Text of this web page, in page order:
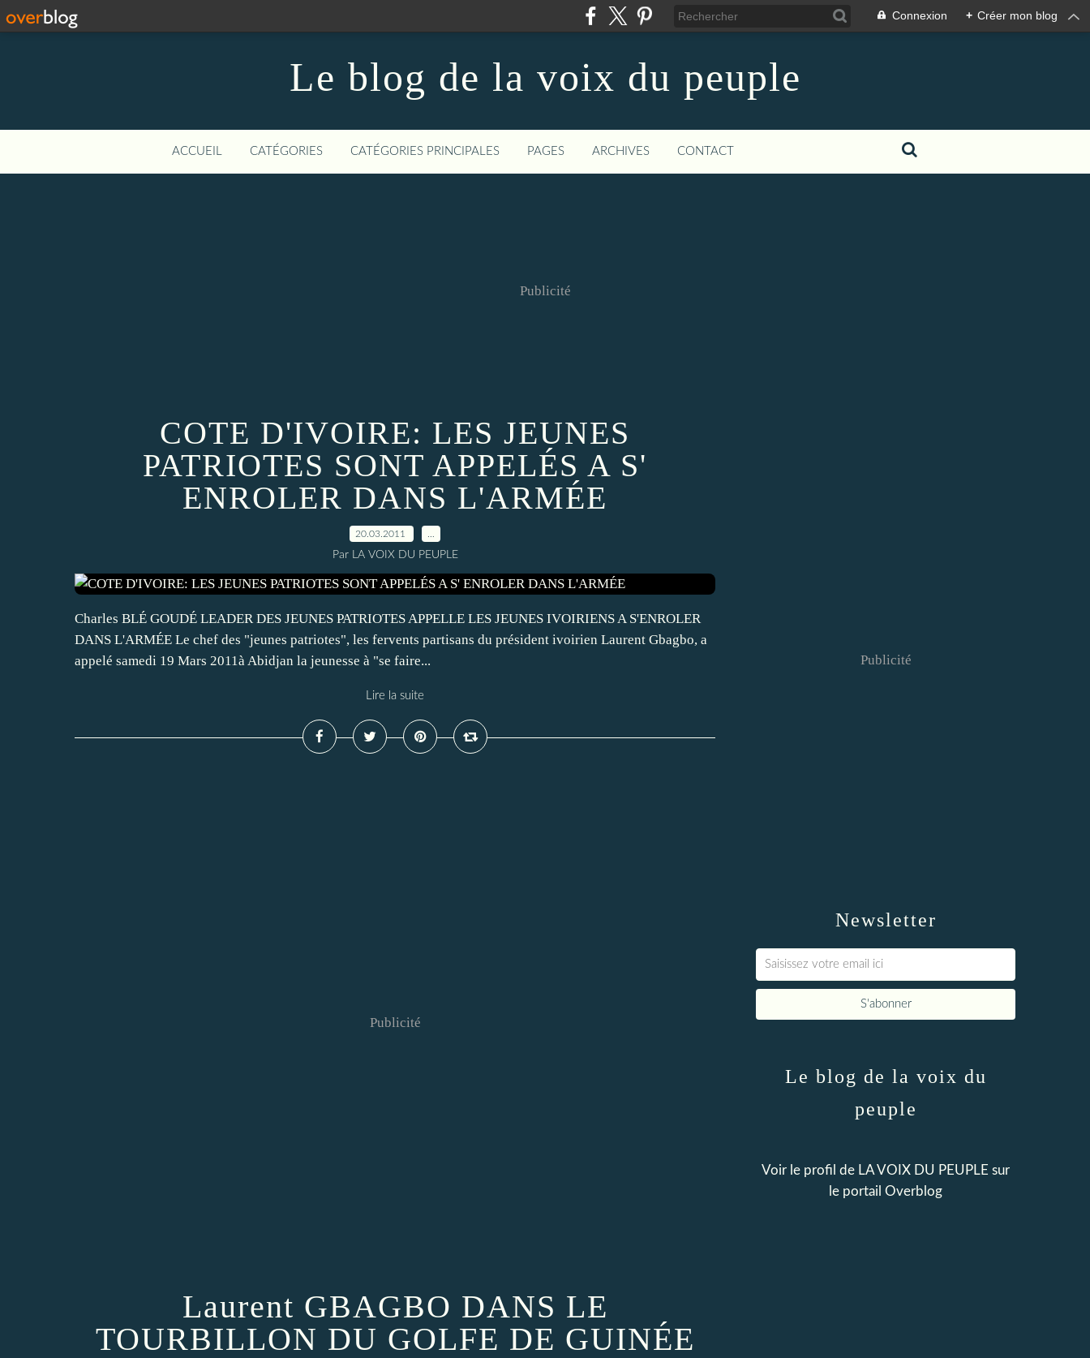
Connexion + Créer mon blog
Le blog de la voix du peuple
ACCUEIL CATÉGORIES CATÉGORIES PRINCIPALES PAGES ARCHIVES CONTACT
Publicité
COTE D'IVOIRE: LES JEUNES
PATRIOTES SONT APPELÉS A S'
ENROLER DANS L'ARMÉE
20.03.2011
Par LA VOIX DU PEUPLE
Charles BLÉ GOUDÉ LEADER DES JEUNES PATRIOTES APPELLE LES JEUNES IVOIRIENS A S'ENROLER
DANS L'ARMÉE Le chef des "jeunes patriotes", les fervents partisans du président ivoirien Laurent Gbagbo, a
appelé samedi 19 Mars 2011à Abidjan la jeunesse à "se faire...
Lire la suite
Publicité
Laurent GBAGBO DANS LE
TOURBILLON DU GOLFE DE GUINÉE
Newsletter
Publicité
Le blog de la voix du
peuple
Voir le profil de LA VOIX DU PEUPLE sur
le portail Overblog